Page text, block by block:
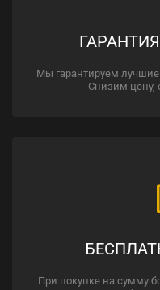
Мы гарантируем
Снизим цену,
При покупке на сумму